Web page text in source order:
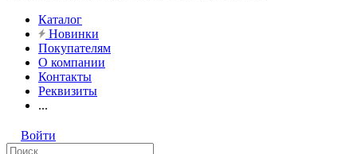
Каталог
Новинки
Покупателям
О компании
Контакты
Реквизиты
...
Войти